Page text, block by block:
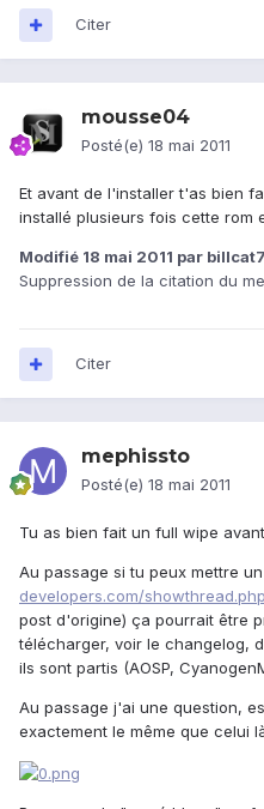
Citer
mousse04
Posté(e) 18 mai 2011
Et avant de l'installer t'as bien
installé plusieurs fois cette rom
Modifié 18 mai 2011 par
Suppression de la citation du
Citer
mephissto
Posté(e) 18 mai 2011
Tu as bien fait un full wipe
Au passage si tu peux mettre
developers.com/
post d'origine) ça pourrait être
télécharger, voir le changelog,
ils sont partis (AOSP,
Au passage j'ai une question,
exactement le même que celui